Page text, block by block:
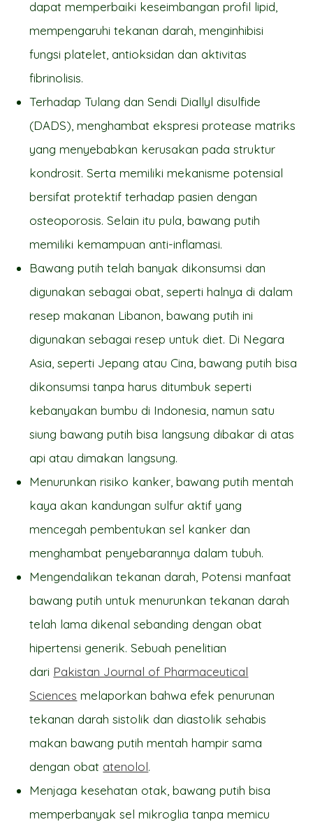
dapat memperbaiki keseimbangan profil lipid,
mempengaruhi tekanan darah, menginhibisi
fungsi platelet, antioksidan dan aktivitas
fibrinolisis.
Terhadap Tulang dan Sendi Diallyl disulfide
(DADS), menghambat ekspresi protease matriks
yang menyebabkan kerusakan pada struktur
kondrosit. Serta memiliki mekanisme potensial
bersifat protektif terhadap pasien dengan
osteoporosis. Selain itu pula, bawang putih
memiliki kemampuan anti-inflamasi.
Bawang putih telah banyak dikonsumsi dan
digunakan sebagai obat, seperti halnya di dalam
resep makanan Libanon, bawang putih ini
digunakan sebagai resep untuk diet. Di Negara
Asia, seperti Jepang atau Cina, bawang putih bisa
dikonsumsi tanpa harus ditumbuk seperti
kebanyakan bumbu di Indonesia, namun satu
siung bawang putih bisa langsung dibakar di atas
api atau dimakan langsung.
Menurunkan risiko kanker, bawang putih mentah
kaya akan kandungan sulfur aktif yang
mencegah pembentukan sel kanker dan
menghambat penyebarannya dalam tubuh.
Mengendalikan tekanan darah, Potensi manfaat
bawang putih untuk menurunkan tekanan darah
telah lama dikenal sebanding dengan obat
hipertensi generik. Sebuah penelitian
dari Pakistan Journal of Pharmaceutical
Sciences melaporkan bahwa efek penurunan
tekanan darah sistolik dan diastolik sehabis
makan bawang putih mentah hampir sama
dengan obat atenolol.
Menjaga kesehatan otak, bawang putih bisa
memperbanyak sel mikroglia tanpa memicu